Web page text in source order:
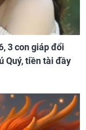
3 con giáp đổi
Quý, tiền tài đầy